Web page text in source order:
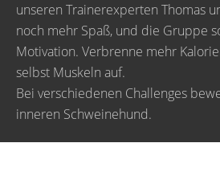
unseren Trainerexperten Thomas
noch mehr Spaß, und die Gruppe
Motivation. Verbrenne mehr
selbst Muskeln auf.
Bei verschiedenen Challenges
inneren Schweinehund.